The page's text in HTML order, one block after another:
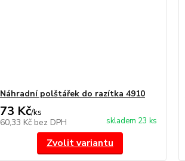
Náhradní polštářek do razítka 4910
73 Kč/ks
60,33 Kč bez DPH skladem 23 ks
Zvolit variantu